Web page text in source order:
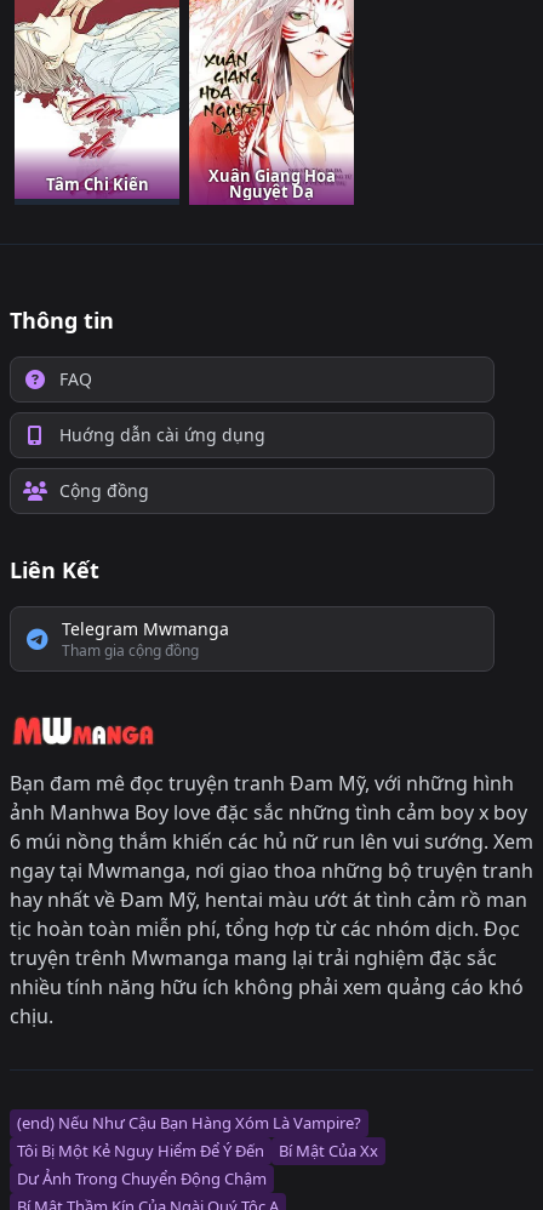
Tâm Chi Kiển Xuân Giang Hoa
Nguyệt Dạ
Thông tin
FAQ
Huớng dẫn cài ứng dụng
Cộng đồng
Liên Kết
Telegram Mwmanga
Tham gia cộng đồng
Bạn đam mê đọc truyện tranh Đam Mỹ, với những hình
ảnh Manhwa Boy love đặc sắc những tình cảm boy x boy
6 múi nồng thắm khiến các hủ nữ run lên vui sướng. Xem
ngay tại Mwmanga, nơi giao thoa những bộ truyện tranh
hay nhất về Đam Mỹ, hentai màu ướt át tình cảm rồ man
tịc hoàn toàn miễn phí, tổng hợp từ các nhóm dịch. Đọc
truyện trênh Mwmanga mang lại trải nghiệm đặc sắc
nhiều tính năng hữu ích không phải xem quảng cáo khó
chịu.
(end) Nếu Như Cậu Bạn Hàng Xóm Là Vampire?
Tôi Bị Một Kẻ Nguy Hiểm Để Ý Đến
Bí Mật Của Xx
Dư Ảnh Trong Chuyển Động Chậm